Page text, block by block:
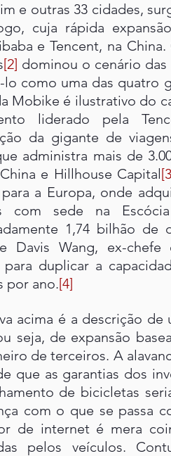
e outras 33 cidades,
cuja rápida
e Tencent, na
[2] dominou o cenário das
lo como uma das quatro
Mobike é ilustrativo do
liderado pela
da gigante de
administra mais de
e Hillhouse Capital
a Europa, onde
com sede na
1,74 bilhão
Davis Wang, ex-
para duplicar a
por ano.[4]
acima é a descrição
seja, de expansão
de terceiros. A
que as garantias dos
de bicicletas
com o que se passa
de internet é mera
pelos veículos.